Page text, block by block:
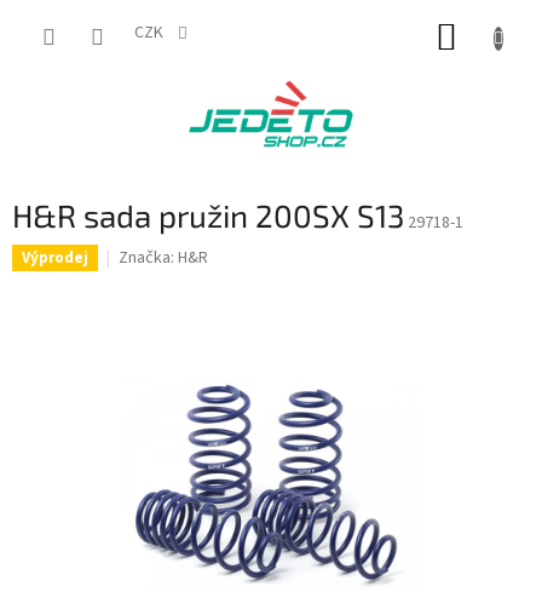
CZK
H&R sada pružin 200SX S13 29718-1
Výprodej Značka: H&R